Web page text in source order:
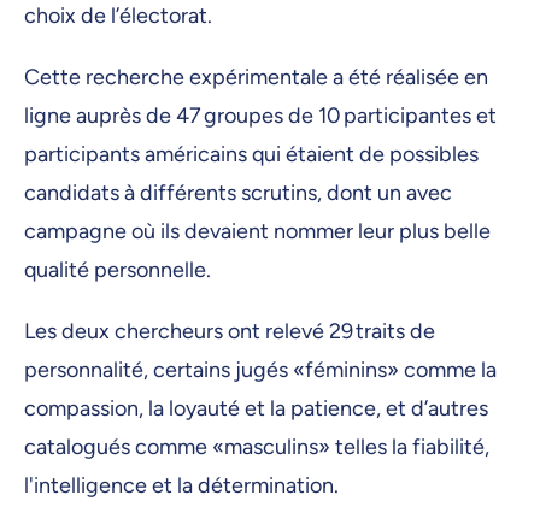
choix de l’électorat.
Cette recherche expérimentale a été réalisée en
ligne auprès de 47 groupes de 10 participantes et
participants américains qui étaient de possibles
candidats à différents scrutins, dont un avec
campagne où ils devaient nommer leur plus belle
qualité personnelle.
Les deux chercheurs ont relevé 29 traits de
personnalité, certains jugés «féminins» comme la
compassion, la loyauté et la patience, et d’autres
catalogués comme «masculins» telles la fiabilité,
l'intelligence et la détermination.